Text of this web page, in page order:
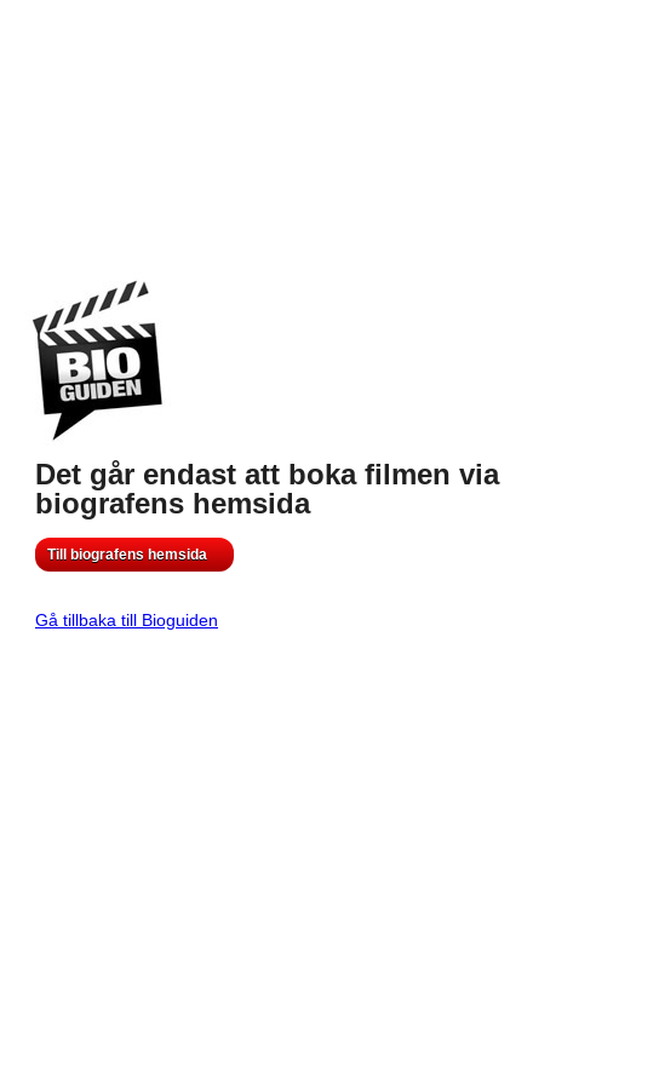
Det går endast att boka filmen via
biografens hemsida
Till biografens hemsida
Gå tillbaka till Bioguiden